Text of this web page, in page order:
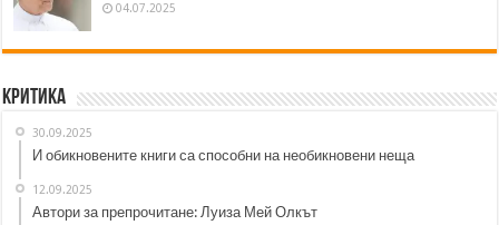
04.07.2025
Критика
30.09.2025
И обикновените книги са способни на необикновени неща
12.09.2025
Автори за препрочитане: Луиза Мей Олкът